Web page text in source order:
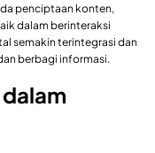
penciptaan konten,
dalam berinteraksi
semakin terintegrasi dan
berbagi informasi.